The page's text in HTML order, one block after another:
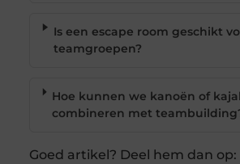
Is een escape room geschikt
teamgroepen?
Hoe kunnen we kanoën of
combineren met
Goed artikel? Deel hem dan op: